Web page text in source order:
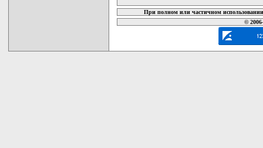
При полном или частичном
©